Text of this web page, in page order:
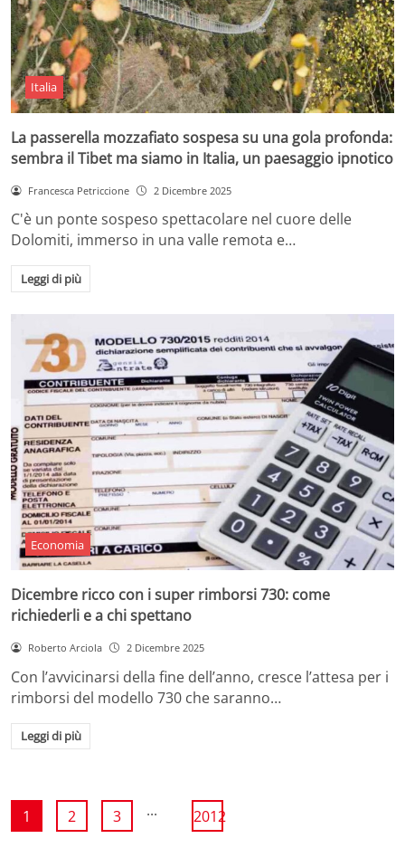
Italia
La passerella mozzafiato sospesa su una gola profonda:
sembra il Tibet ma siamo in Italia, un paesaggio ipnotico
Francesca Petriccione 2 Dicembre 2025
C'è un ponte sospeso spettacolare nel cuore delle
Dolomiti, immerso in una valle remota e…
Leggi di più
Economia
Dicembre ricco con i super rimborsi 730: come
richiederli e a chi spettano
Roberto Arciola 2 Dicembre 2025
Con l’avvicinarsi della fine dell’anno, cresce l’attesa per i
rimborsi del modello 730 che saranno…
Leggi di più
1 2 3 ... 2012